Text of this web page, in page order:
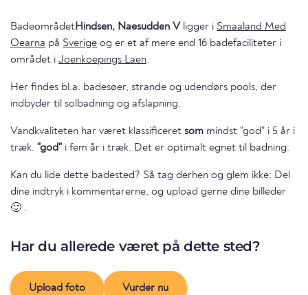
BadeområdetHindsen, Naesudden V ligger i Smaaland Med
Oearna på Sverige og er et af mere end 16 badefaciliteter i
området i Joenkoepings Laen.
Her findes bl.a. badesøer, strande og udendørs pools, der
indbyder til solbadning og afslapning.
Vandkvaliteten har været klassificeret som mindst "god" i 5 år i
træk. "god" i fem år i træk. Det er optimalt egnet til badning.
Kan du lide dette badested? Så tag derhen og glem ikke: Del
dine indtryk i kommentarerne, og upload gerne dine billeder
🙂 .
Har du allerede været på dette sted?
Upload foto Vurder nu